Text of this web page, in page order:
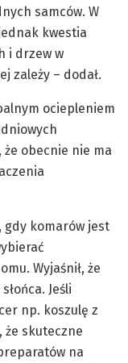
samców. W
kwestia
i drzew w
zależy – dodał.
ociepleniem
obecnie nie ma
gdy komarów jest
Wyjaśnił, że
Jeśli
np. koszulę z
że skuteczne
na